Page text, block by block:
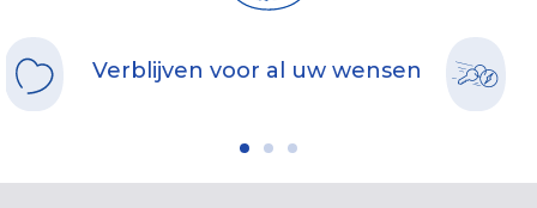
Verblijven voor al uw wensen